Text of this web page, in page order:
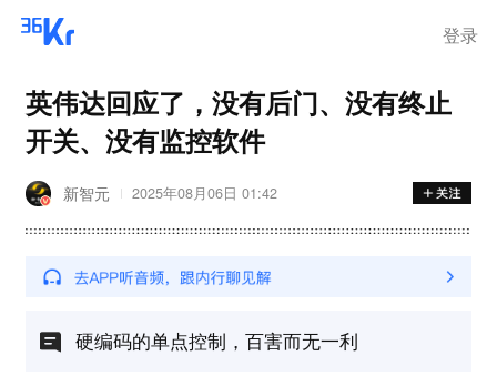
登录
英伟达回应了，没有后门、没有终止
开关、没有监控软件
新智元 2025年08月06日 01:42
硬编码的单点控制，百害而无一利